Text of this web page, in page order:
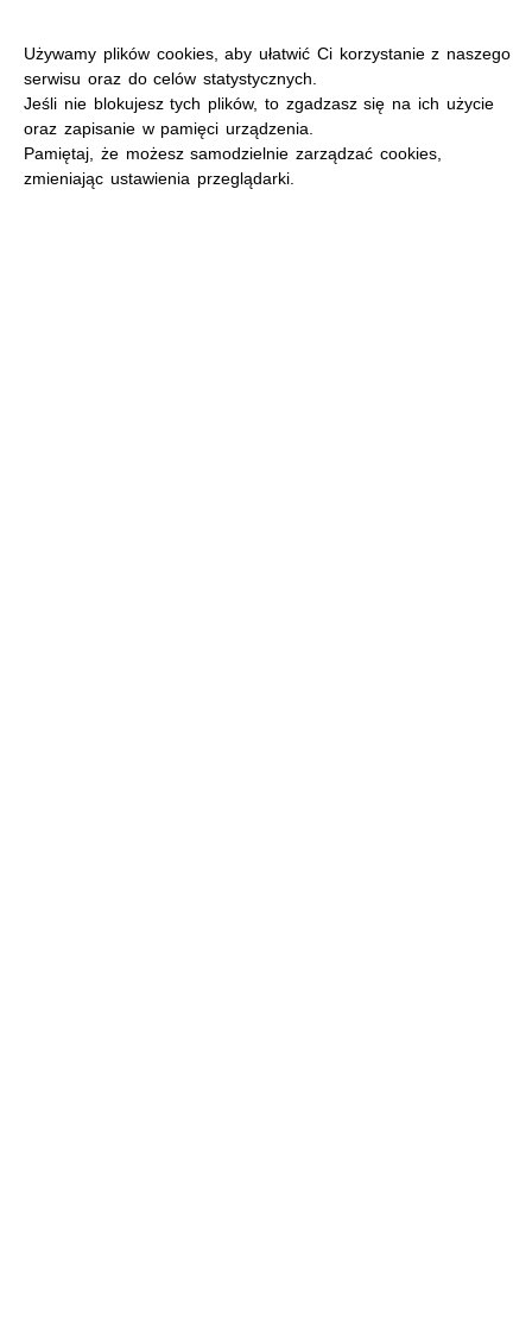
Używamy plików cookies, aby ułatwić Ci korzystanie z naszego
serwisu oraz do celów statystycznych.
Jeśli nie blokujesz tych plików, to zgadzasz się na ich użycie
oraz zapisanie w pamięci urządzenia.
Pamiętaj, że możesz samodzielnie zarządzać cookies,
zmieniając ustawienia przeglądarki.
MENU